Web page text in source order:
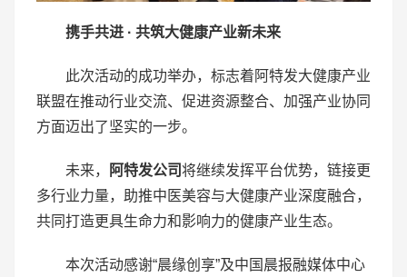
携手共进 · 共筑大健康产业新未来
此次活动的成功举办，标志着阿特发大健康产业
联盟在推动行业交流、促进资源整合、加强产业协同
方面迈出了坚实的一步。
未来， 阿特发公司将继续发挥平台优势，链接更
多行业力量，助推中医美容与大健康产业深度融合，
共同打造更具生命力和影响力的健康产业生态。
本次活动感谢“晨缘创享”及中国晨报融媒体中心